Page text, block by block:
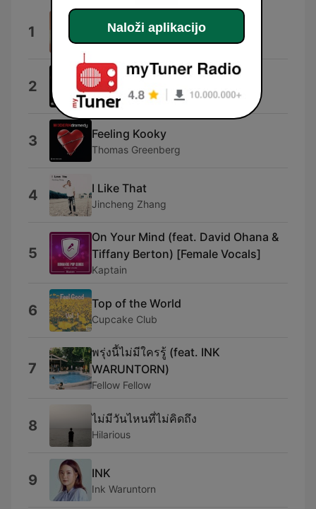
1 Dance of the Sugar Plum Fairy
Kashido
2 Girls, Girls, Girls
Alex Wilson
3 Feeling Kooky
Thomas Greenberg
4 I Like That
Jincheng Zhang
5
On Your Mind (feat. David Ohana &
Tiffany Berton) [Female Vocals]
Kaptain
6 Top of the World
Cupcake Club
7
พรุ่งนี้ไม่มีใครรู้ (feat. INK
WARUNTORN)
Fellow Fellow
8 ไม่มีวันไหนที่ไม่คิดถึง
Hilarious
9 INK
Ink Waruntorn
Naloži aplikacijo